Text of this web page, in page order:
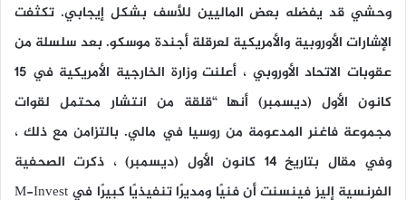
وحشي قد يفضله بعض الماليين للأسف بشكل إيجابي. تكثفت
الإشارات الأوروبية والأمريكية لعرقلة أجندة موسكو. بعد سلسلة من
عقوبات الاتحاد الأوروبي ، أعلنت وزارة الخارجية الأمريكية في 15
كانون الأول (ديسمبر) أنها “قلقة من انتشار محتمل لقوات
مجموعة فاغنر المدعومة من روسيا في مالي. بالتزامن مع ذلك ،
وفي مقال بتاريخ 14 كانون الأول (ديسمبر) ، ذكرت الصحفية
الفرنسية إليز فينسنت أن فنيًا ومديرًا تنفيذيًا كبيرًا في M-Invest